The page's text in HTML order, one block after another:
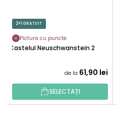
2+1 GRATUIT
Pictura cu puncte
Castelul Neuschwanstein 2
de la 61,90 lei
SELECTAȚI